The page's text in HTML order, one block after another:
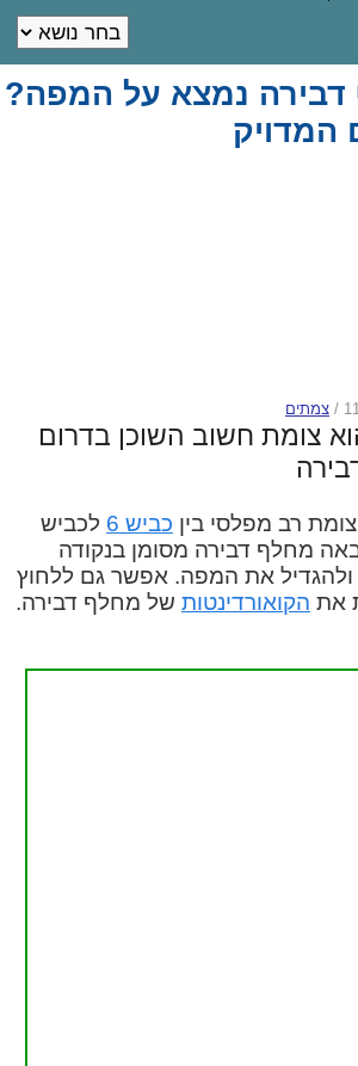
דבירה נמצא על המפה?
המדויק
/ צמתים
צומת חשוב השוכן בדרום
רב מפלסי בין כביש 6
לכביש
מחלף דבירה מסומן בנקודה
ולהגדיל את המפה. אפשר גם ללחוץ
את הקואורדינטות של מחלף דבירה.